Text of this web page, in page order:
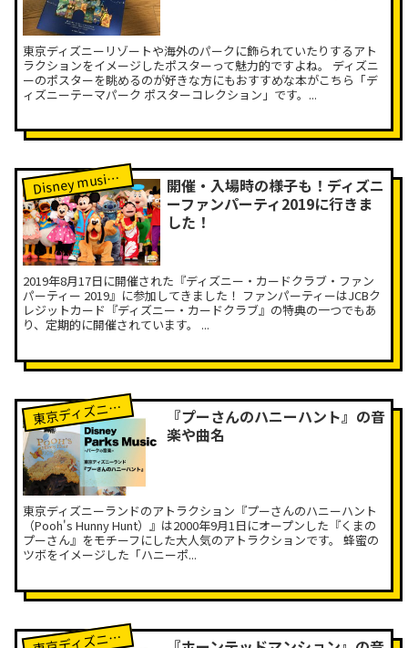
東京ディズニーリゾートや海外のパークに飾られていたりするアト
ラクションをイメージしたポスターって魅力的ですよね。 ディズニ
ーのポスターを眺めるのが好きな方にもおすすめな本がこちら「デ
ィズニーテーマパーク ポスターコレクション」です。...
Disney music Labレポート
開催・入場時の様子も！ディズニ
ーファンパーティ2019に行きま
した！
2019年8月17日に開催された『ディズニー・カードクラブ・ファン
パーティー 2019』に参加してきました！ ファンパーティーはJCBク
レジットカード『ディズニー・カードクラブ』の特典の一つでもあ
り、定期的に開催されています。 ...
東京ディズニーランド
『プーさんのハニーハント』の音
楽や曲名
東京ディズニーランドのアトラクション『プーさんのハニーハント
（Pooh's Hunny Hunt）』は2000年9月1日にオープンした『くまの
プーさん』をモチーフにした大人気のアトラクションです。 蜂蜜の
ツボをイメージした「ハニーポ...
京ディズニーランド